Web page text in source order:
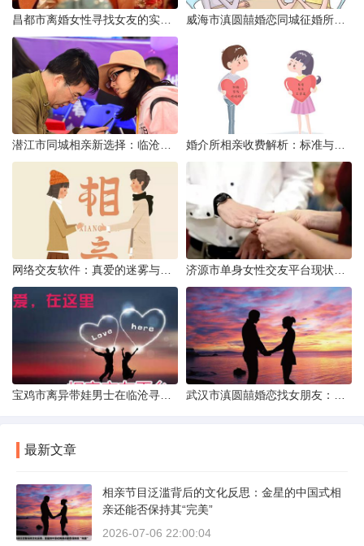
最新文章
相亲节目泛滥背后的文化反思：金星的中国式相
亲还能否保持其“完美”
2026-07-06 22:00:04